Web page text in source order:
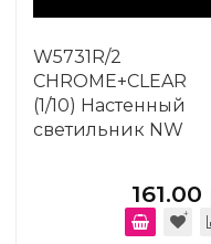
W5731R/2
CHROME+CLEAR
(1/10) Настенный
светильник NW
161.00